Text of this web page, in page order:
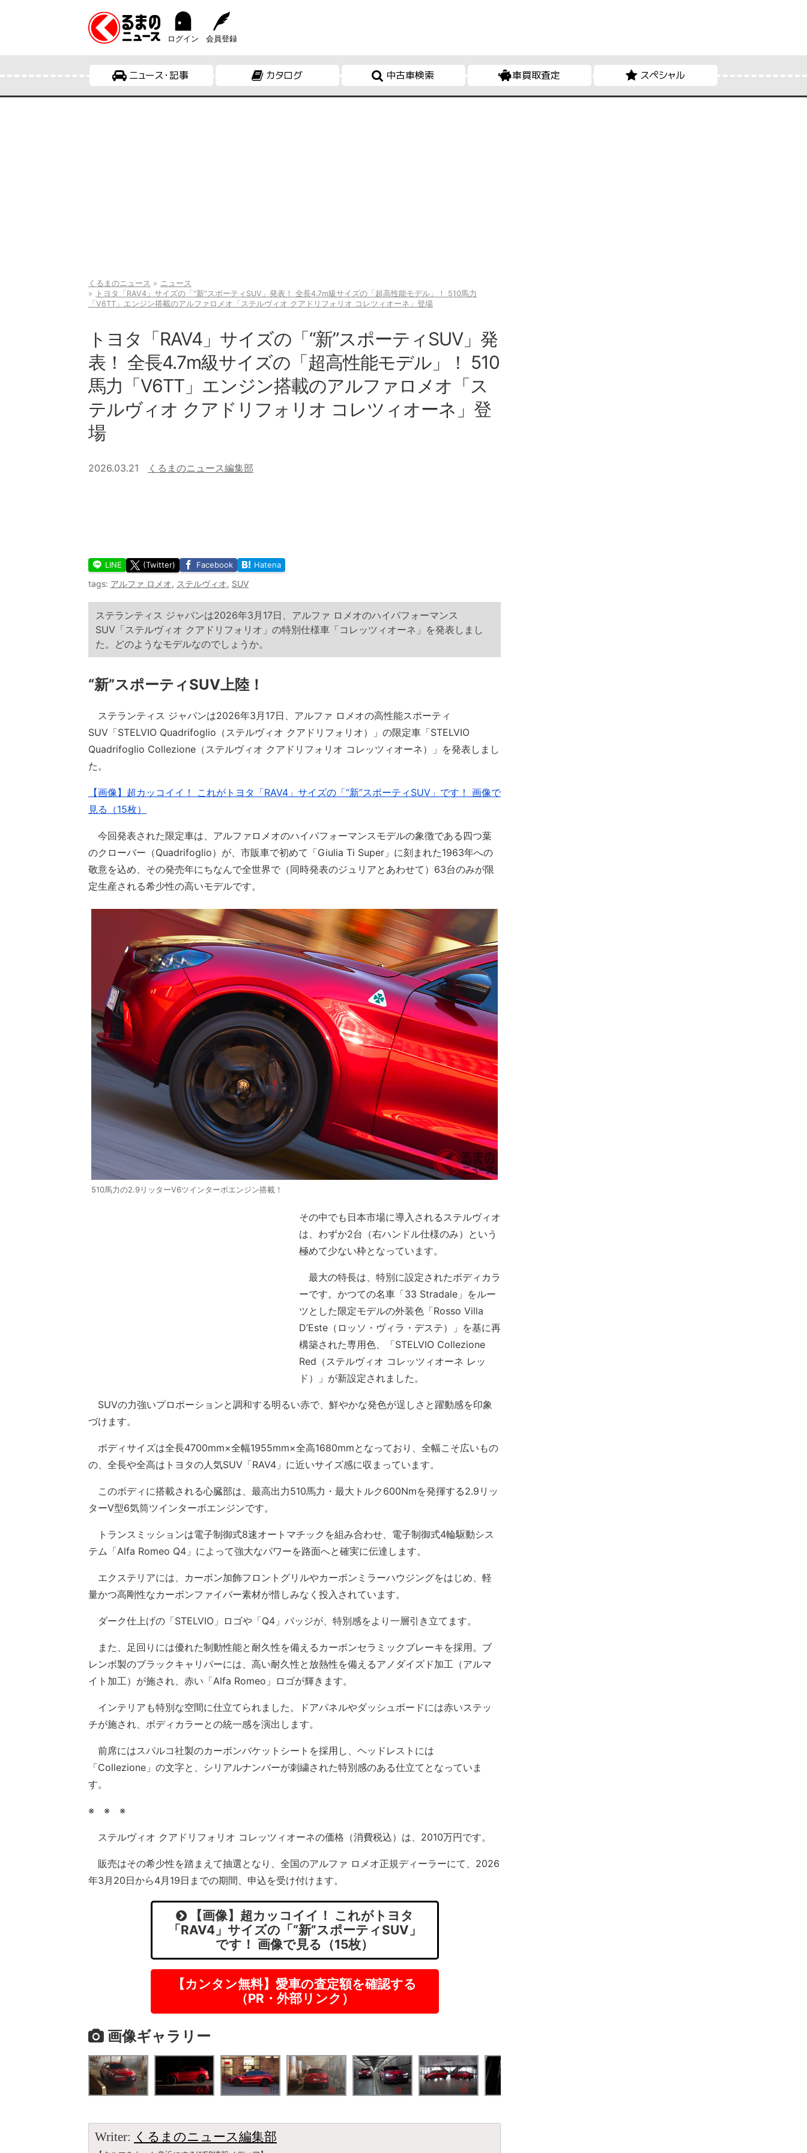
ログイン 会員登録
ニュース・記事 カタログ 中古車検索 車買取査定 スペシャル
くるまのニュース
ニュース
トヨタ「RAV4」サイズの「“新”スポーティSUV」発表！ 全長4.7m級サイズの「超高性能モデル」！ 510馬力
「V6TT」エンジン搭載のアルファロメオ「ステルヴィオ クアドリフォリオ コレツィオーネ」登場
トヨタ「RAV4」サイズの「“新”スポーティSUV」発
表！ 全長4.7m級サイズの「超高性能モデル」！ 510
馬力「V6TT」エンジン搭載のアルファロメオ「ス
テルヴィオ クアドリフォリオ コレツィオーネ」登
場
2026.03.21 くるまのニュース編集部
LINE (Twitter) Facebook Hatena
tags: アルファ ロメオ, ステルヴィオ, SUV
ステランティス ジャパンは2026年3月17日、アルファ ロメオのハイパフォーマンス
SUV「ステルヴィオ クアドリフォリオ」の特別仕様車「コレッツィオーネ」を発表しまし
た。どのようなモデルなのでしょうか。
“新”スポーティSUV上陸！
ステランティス ジャパンは2026年3月17日、アルファ ロメオの高性能スポーティ
SUV「STELVIO Quadrifoglio（ステルヴィオ クアドリフォリオ）」の限定車「STELVIO
Quadrifoglio Collezione（ステルヴィオ クアドリフォリオ コレッツィオーネ）」を発表しまし
た。
【画像】超カッコイイ！ これがトヨタ「RAV4」サイズの「“新”スポーティSUV」です！ 画像で
見る（15枚）
今回発表された限定車は、アルファロメオのハイパフォーマンスモデルの象徴である四つ葉
のクローバー（Quadrifoglio）が、市販車で初めて「Giulia Ti Super」に刻まれた1963年への
敬意を込め、その発売年にちなんで全世界で（同時発表のジュリアとあわせて）63台のみが限
定生産される希少性の高いモデルです。
510馬力の2.9リッターV6ツインターボエンジン搭載！
その中でも日本市場に導入されるステルヴィオ
は、わずか2台（右ハンドル仕様のみ）という
極めて少ない枠となっています。
最大の特長は、特別に設定されたボディカラ
ーです。かつての名車「33 Stradale」をルー
ツとした限定モデルの外装色「Rosso Villa
D’Este（ロッソ・ヴィラ・デステ）」を基に再
構築された専用色、「STELVIO Collezione
Red（ステルヴィオ コレッツィオーネ レッ
ド）」が新設定されました。
SUVの力強いプロポーションと調和する明るい赤で、鮮やかな発色が逞しさと躍動感を印象
づけます。
ボディサイズは全長4700mm×全幅1955mm×全高1680mmとなっており、全幅こそ広いもの
の、全長や全高はトヨタの人気SUV「RAV4」に近いサイズ感に収まっています。
このボディに搭載される心臓部は、最高出力510馬力・最大トルク600Nmを発揮する2.9リッ
ターV型6気筒ツインターボエンジンです。
トランスミッションは電子制御式8速オートマチックを組み合わせ、電子制御式4輪駆動シス
テム「Alfa Romeo Q4」によって強大なパワーを路面へと確実に伝達します。
エクステリアには、カーボン加飾フロントグリルやカーボンミラーハウジングをはじめ、軽
量かつ高剛性なカーボンファイバー素材が惜しみなく投入されています。
ダーク仕上げの「STELVIO」ロゴや「Q4」バッジが、特別感をより一層引き立てます。
また、足回りには優れた制動性能と耐久性を備えるカーボンセラミックブレーキを採用。ブ
レンボ製のブラックキャリパーには、高い耐久性と放熱性を備えるアノダイズド加工（アルマ
イト加工）が施され、赤い「Alfa Romeo」ロゴが輝きます。
インテリアも特別な空間に仕立てられました。ドアパネルやダッシュボードには赤いステッ
チが施され、ボディカラーとの統一感を演出します。
前席にはスパルコ社製のカーボンバケットシートを採用し、ヘッドレストには
「Collezione」の文字と、シリアルナンバーが刺繍された特別感のある仕立てとなっていま
す。
※ ※ ※
ステルヴィオ クアドリフォリオ コレッツィオーネの価格（消費税込）は、2010万円です。
販売はその希少性を踏まえて抽選となり、全国のアルファ ロメオ正規ディーラーにて、2026
年3月20日から4月19日までの期間、申込を受け付けます。
【画像】超カッコイイ！ これがトヨタ
「RAV4」サイズの「“新”スポーティSUV」
です！ 画像で見る（15枚）
【カンタン無料】愛車の査定額を確認する
（PR・外部リンク）
画像ギャラリー
Writer: くるまのニュース編集部